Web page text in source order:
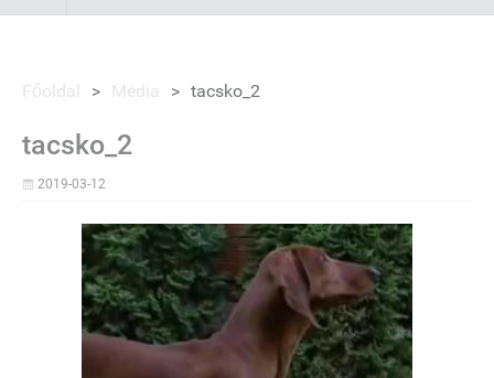
Főoldal > Média > tacsko_2
tacsko_2
2019-03-12